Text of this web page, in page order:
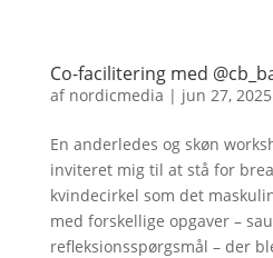
Co-facilitering med
af nordicmedia | jun 27, 2025
En anderledes og skøn
inviteret mig til at stå for
kvindecirkel som det
med forskellige opgaver –
refleksionsspørgsmål – der